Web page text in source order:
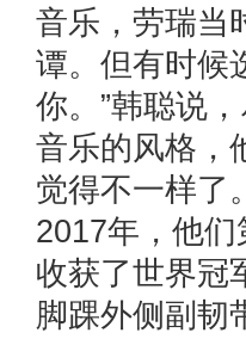
音乐，劳瑞当
谭。但有时候
你。”韩聪说
音乐的风格，
觉得不一样
2017年，他
收获了世界冠
脚踝外侧副韧